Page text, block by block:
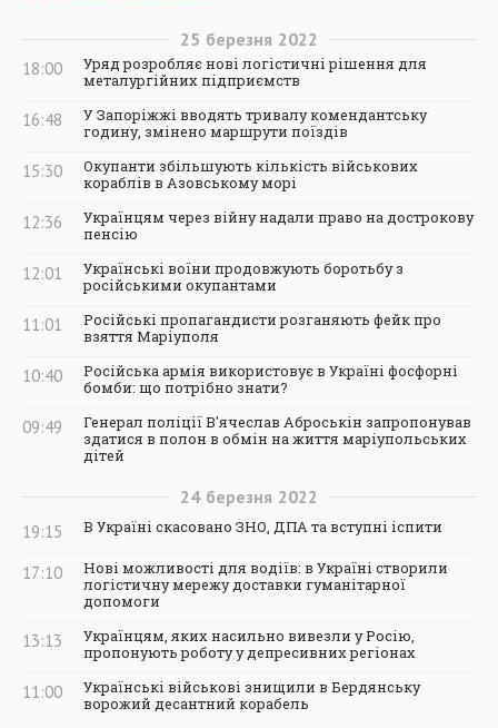
25 березня 2022
18:00
Уряд розробляє нові логістичні рішення для
металургійних підприємств
16:48
У Запоріжжі вводять тривалу комендантську
годину, змінено маршрути поїздів
15:30
Окупанти збільшують кількість військових
кораблів в Азовському морі
12:36
Українцям через війну надали право на дострокову
пенсію
12:01
Українські воїни продовжують боротьбу з
російськими окупантами
11:01
Російські пропагандисти розганяють фейк про
взяття Маріуполя
10:40
Російська армія використовує в Україні фосфорні
бомби: що потрібно знати?
09:49
Генерал поліції В'ячеслав Аброськін запропонував
здатися в полон в обмін на життя маріупольських
дітей
24 березня 2022
19:15 В Україні скасовано ЗНО, ДПА та вступні іспити
17:10
Нові можливості для водіїв: в Україні створили
логістичну мережу доставки гуманітарної
допомоги
13:13
Українцям, яких насильно вивезли у Росію,
пропонують роботу у депресивних регіонах
11:00
Українські військові знищили в Бердянську
ворожий десантний корабель